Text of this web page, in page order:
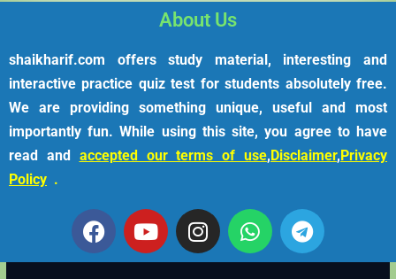
About Us
shaikharif.com offers study material, interesting and
interactive practice quiz test for students absolutely free.
We are providing something unique, useful and most
importantly fun. While using this site, you agree to have
read and accepted our terms of use,Disclaimer,Privacy
Policy .